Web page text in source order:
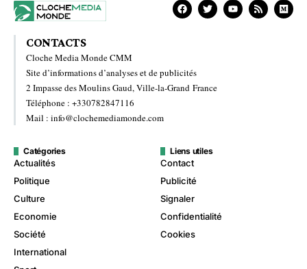
CONTACTS
Cloche Media Monde CMM
Site d’informations d’analyses et de publicités
2 Impasse des Moulins Gaud, Ville-la-Grand France
Téléphone : +330782847116
Mail : info@clochemediamonde.com
Catégories
Actualités
Politique
Culture
Economie
Société
International
Liens utiles
Contact
Publicité
Signaler
Confidentialité
Cookies